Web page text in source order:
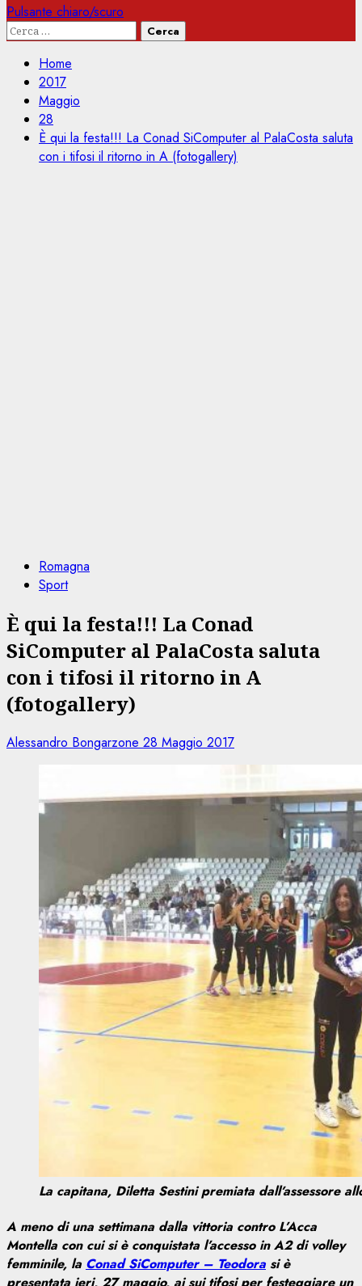
Pulsante chiaro/scuro
Ricerca
Home
2017
Maggio
28
È qui la festa!!! La Conad SiComputer al PalaCosta saluta
con i tifosi il ritorno in A (fotogallery)
Romagna
Sport
È qui la festa!!! La Conad
SiComputer al PalaCosta saluta
con i tifosi il ritorno in A
(fotogallery)
Alessandro Bongarzone 28 Maggio 2017
La capitana, Diletta Sestini premiata dall’assessore
A meno di una settimana dalla vittoria contro L’Acca
Montella con cui si è conquistata l’accesso in A2 di volley
femminile, la Conad SiComputer – Teodora si è